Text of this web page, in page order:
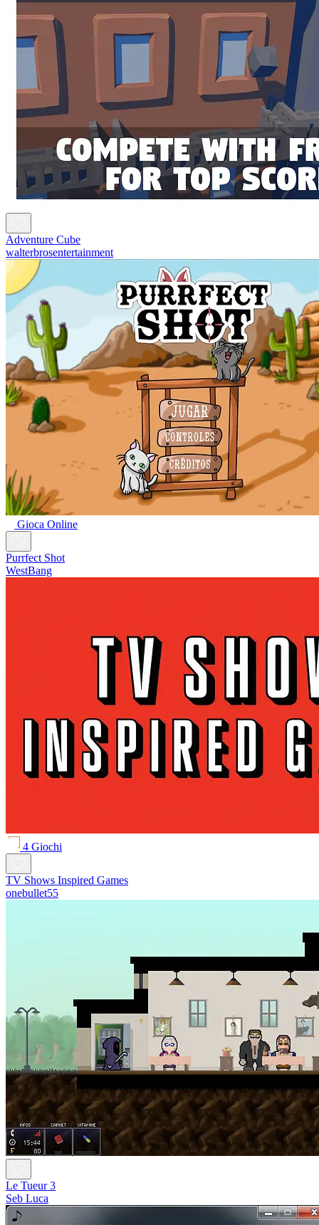
Adventure Cube
walterbrosentertainment
Gioca Online
Purrfect Shot
WestBang
4 Giochi
TV Shows Inspired Games
onebullet55
Le Tueur 3
Seb Luca